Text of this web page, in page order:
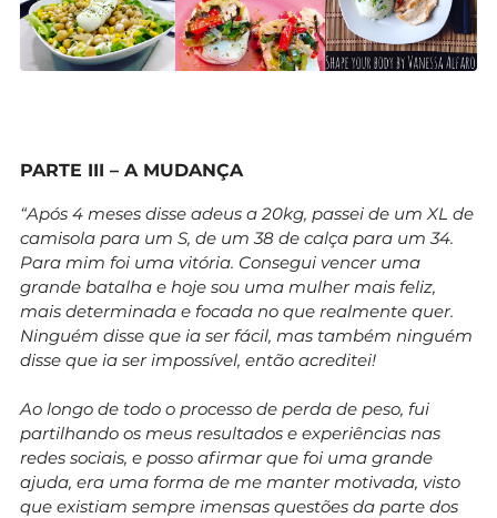
PARTE III – A MUDANÇA
“Após 4 meses disse adeus a 20kg, passei de um XL de
camisola para um S, de um 38 de calça para um 34.
Para mim foi uma vitória. Consegui vencer uma
grande batalha e hoje sou uma mulher mais feliz,
mais determinada e focada no que realmente quer.
Ninguém disse que ia ser fácil, mas também ninguém
disse que ia ser impossível, então acreditei!
Ao longo de todo o processo de perda de peso, fui
partilhando os meus resultados e experiências nas
redes sociais, e posso afirmar que foi uma grande
ajuda, era uma forma de me manter motivada, visto
que existiam sempre imensas questões da parte dos